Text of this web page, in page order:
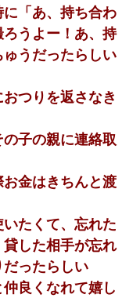
「あ、持ち合わ
うよー！あ、持
うだったらしい
つりを返さなき
子の親に連絡取
金はきちんと渡
たくて、忘れた
した相手が忘れ
ったらしい
良くなれて嬉し